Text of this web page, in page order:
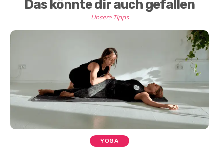
Das könnte dir auch gefallen
Unsere Tipps
YOGA